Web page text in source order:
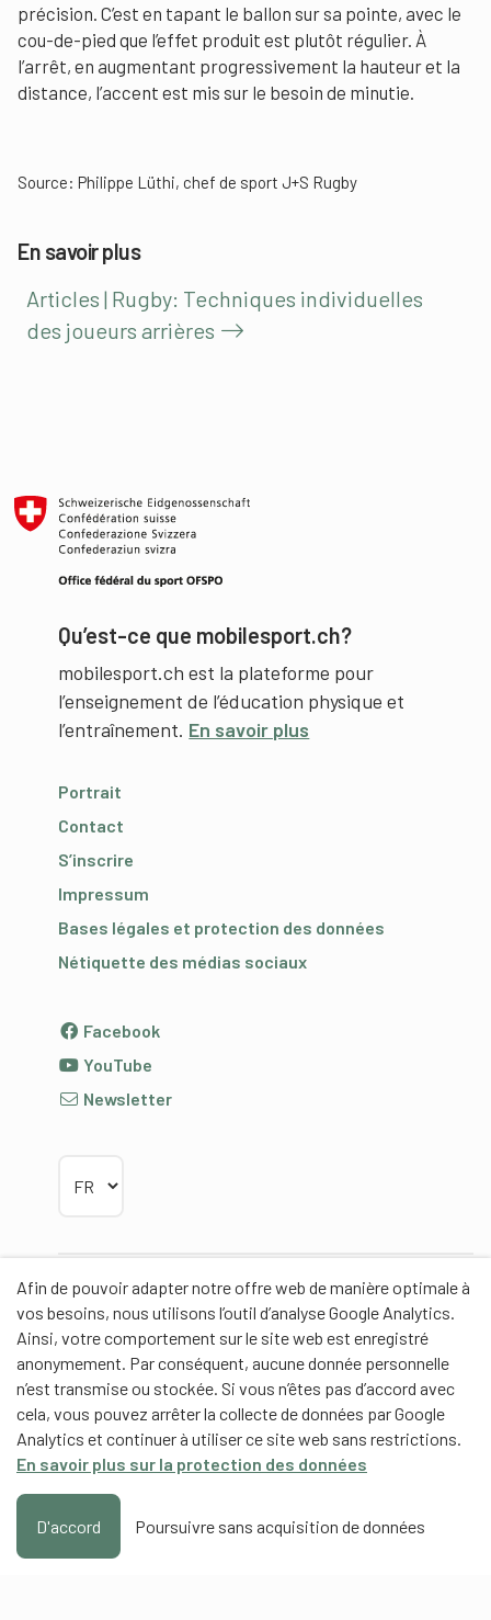
Afin de pouvoir adapter notre offre web de manière optimale à
vos besoins, nous utilisons l’outil d’analyse Google Analytics.
Ainsi, votre comportement sur le site web est enregistré
anonymement. Par conséquent, aucune donnée personnelle
n’est transmise ou stockée. Si vous n’êtes pas d’accord avec
cela, vous pouvez arrêter la collecte de données par Google
Analytics et continuer à utiliser ce site web sans restrictions.
En savoir plus sur la protection des données
D'accord Poursuivre sans acquisition de données
précision. C’est en tapant le ballon sur sa pointe, avec le
cou-de-pied que l’effet produit est plutôt régulier. À
l’arrêt, en augmentant progressivement la hauteur et la
distance, l’accent est mis sur le besoin de minutie.
Source: Philippe Lüthi, chef de sport J+S Rugby
En savoir plus
Articles | Rugby: Techniques individuelles
des joueurs arrières
Qu’est-ce que mobilesport.ch?
mobilesport.ch est la plateforme pour
l’enseignement de l’éducation physique et
l’entraînement. En savoir plus
Portrait
Contact
S’inscrire
Impressum
Bases légales et protection des données
Nétiquette des médias sociaux
Facebook
YouTube
Newsletter
Partenaires
Partenaires de contenus
Haute école fédérale de sport de Macolin HEFSM